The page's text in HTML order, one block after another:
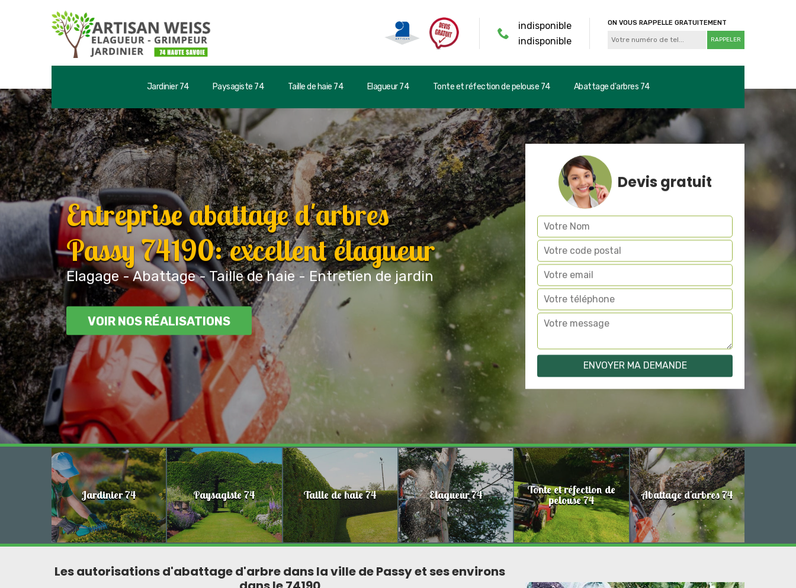
indisponible
indisponible
ON VOUS RAPPELLE GRATUITEMENT
Jardinier 74 Paysagiste 74 Taille de haie 74 Elagueur 74 Tonte et réfection de pelouse 74 Abattage d'arbres 74
Entreprise abattage d'arbres
Passy 74190: excellent élagueur
Elagage - Abattage - Taille de haie - Entretien de jardin
VOIR NOS RÉALISATIONS
Devis gratuit
Jardinier 74 Paysagiste 74 Taille de haie 74 Elagueur 74 Tonte et réfection de
pelouse 74 Abattage d'arbres 74
Les autorisations d'abattage d'arbre dans la ville de Passy et ses environs